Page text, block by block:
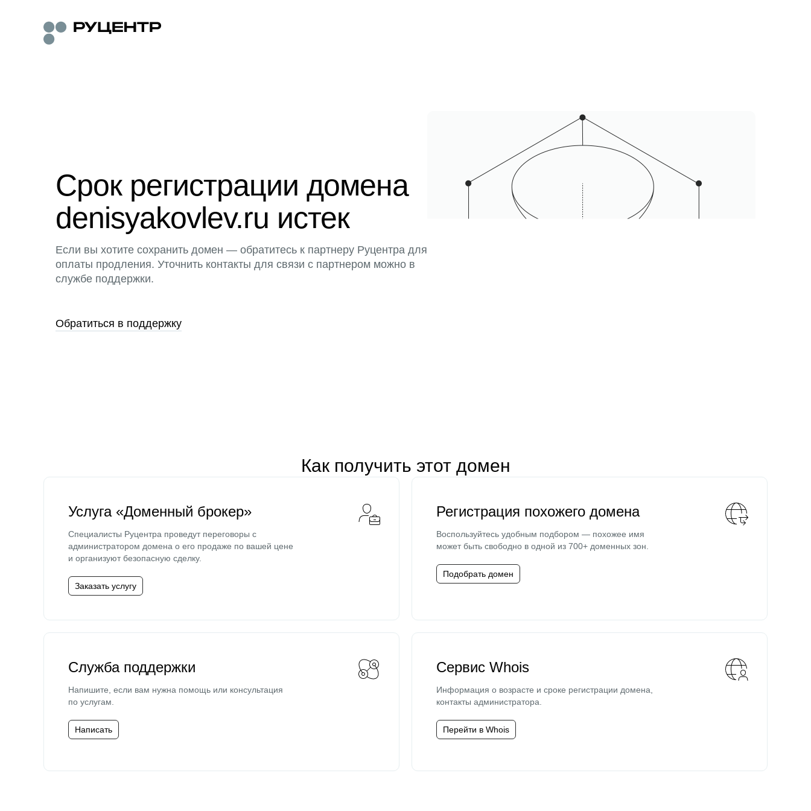
Срок регистрации домена
denisyakovlev.ru истек
Если вы хотите сохранить домен — обратитесь к партнеру Руцентра для
оплаты продления. Уточнить контакты для связи с партнером можно в
службе поддержки.
Обратиться в поддержку
Как получить этот домен
Услуга «Доменный брокер»
Специалисты Руцентра проведут переговоры с
администратором домена о его продаже по вашей цене
и организуют безопасную сделку.
Заказать услугу
Регистрация похожего домена
Воспользуйтесь удобным подбором — похожее имя
может быть свободно в одной из 700+ доменных зон.
Подобрать домен
Служба поддержки
Напишите, если вам нужна помощь или консультация
по услугам.
Написать
Сервис Whois
Информация о возрасте и сроке регистрации домена,
контакты администратора.
Перейти в Whois